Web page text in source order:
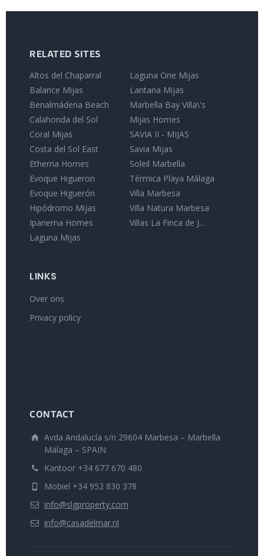
RELATED SITES
Altos del Chaparral
Balance Mijas
Benalmádena Beach
Calahonda del Sol
Coral Mijas
Costa del Sol East
Etherna Homes
Evoque Higueron
Evoque Higuerón
Hipódromo Mijas
Ipanema Homes
Laguna Mijas
Laguna One Mijas
Lantana Mijas
Marbella Bay Villa\'s
Mijas Homes
SAVIA II - MIJAS
Savia Mijas
Soleil Marbella
Térmica Playa Málaga
Villa Marbesa
Villa Natura Marbesa
Villas La Finca de J...
LINKS
Over ons
Privacy policy
CONTACT
Avda Andalucía s/n 29604 Marbesa – Marbella
Málaga – SPAIN
Kantoor +34 677 670 480
Mobiel +34 952 830 378
info@slgproperty.com
info@casadelmar.nl